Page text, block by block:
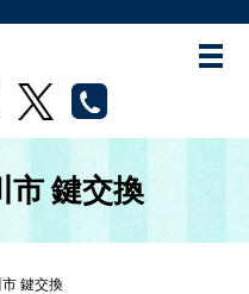
市 鍵交換
鍵交換